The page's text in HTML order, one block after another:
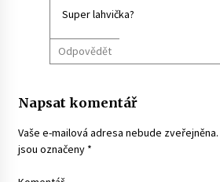
Super lahvička?
Odpovědět
Napsat komentář
Vaše e-mailová adresa nebude zveřejněna.
jsou označeny *